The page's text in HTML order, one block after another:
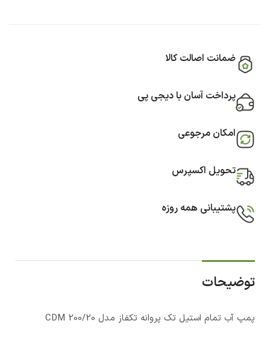
ضمانت اصالت کالا
پرداخت آسان با دیجی پی
امکان مرجوعی
تحویل اکسپرس
پشتیبانی همه روزه
توضیحات
پمپ آب تمام استیل تک پروانه تکفاز مدل CDM 200/20